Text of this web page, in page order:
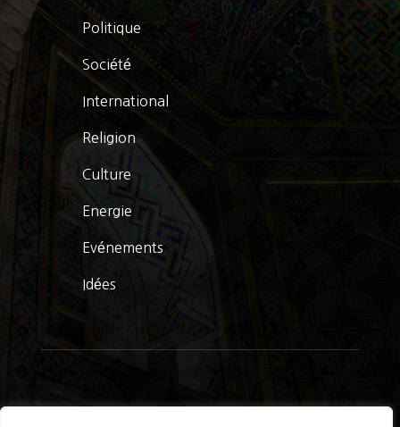
Politique
Société
International
Religion
Culture
Energie
Evénements
Idées